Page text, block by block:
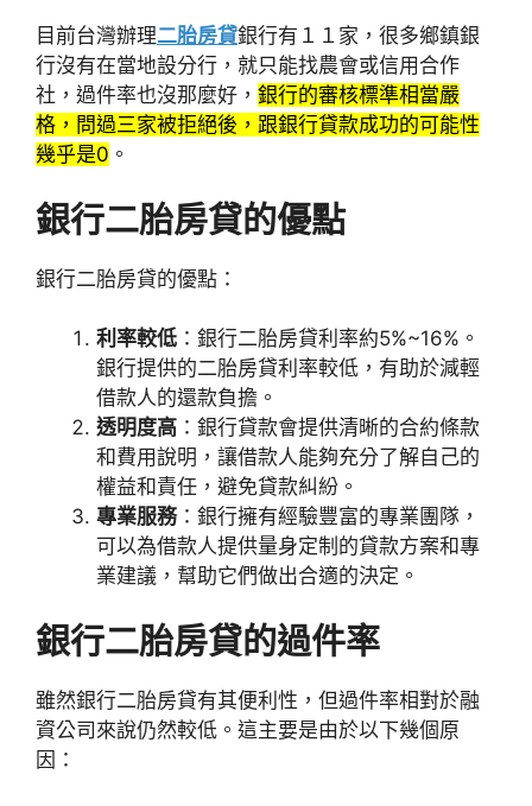
目前台灣辦理二胎房貸銀行有１１家，很多鄉鎮銀
行沒有在當地設分行，就只能找農會或信用合作
社，過件率也沒那麼好， 銀行的審核標準相當嚴
格，問過三家被拒絕後，跟銀行貸款成功的可能性
幾乎是0 。
銀行二胎房貸的優點
銀行二胎房貸的優點：
利率較低 ：銀行二胎房貸利率約5%~16%。
銀行提供的二胎房貸利率較低，有助於減輕
借款人的還款負擔。
透明度高 ：銀行貸款會提供清晰的合約條款
和費用說明，讓借款人能夠充分了解自己的
權益和責任，避免貸款糾紛。
專業服務：銀行擁有經驗豐富的專業團隊，
可以為借款人提供量身定制的貸款方案和專
業建議，幫助它們做出合適的決定。
銀行二胎房貸的過件率
雖然銀行二胎房貸有其便利性，但過件率相對於融
資公司來說仍然較低。這主要是由於以下幾個原
因：